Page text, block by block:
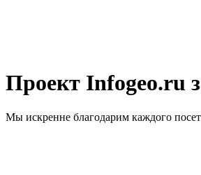
Проект Infogeo.ru
Мы искренне благодарим каждого